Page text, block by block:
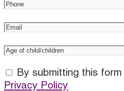
By submitting this
Privacy Policy